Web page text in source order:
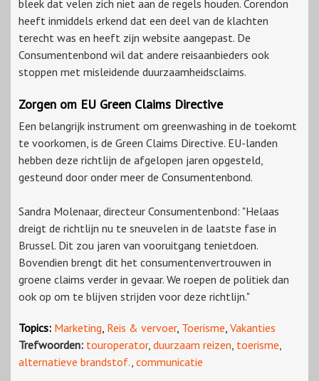
bleek dat velen zich niet aan de regels houden. Corendon
heeft inmiddels erkend dat een deel van de klachten
terecht was en heeft zijn website aangepast. De
Consumentenbond wil dat andere reisaanbieders ook
stoppen met misleidende duurzaamheidsclaims.
Zorgen om EU Green Claims Directive
Een belangrijk instrument om greenwashing in de toekomt
te voorkomen, is de Green Claims Directive. EU-landen
hebben deze richtlijn de afgelopen jaren opgesteld,
gesteund door onder meer de Consumentenbond.
Sandra Molenaar, directeur Consumentenbond: "Helaas
dreigt de richtlijn nu te sneuvelen in de laatste fase in
Brussel. Dit zou jaren van vooruitgang tenietdoen.
Bovendien brengt dit het consumentenvertrouwen in
groene claims verder in gevaar. We roepen de politiek dan
ook op om te blijven strijden voor deze richtlijn."
Topics: Marketing, Reis & vervoer, Toerisme, Vakanties
Trefwoorden: touroperator, duurzaam reizen, toerisme,
alternatieve brandstof., communicatie